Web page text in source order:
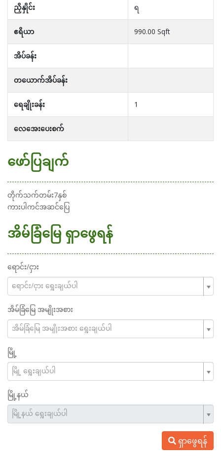
ညှိနှိုင်း ရ
ဧရိယာ 990.00 Sqft
အိပ်ခန်း
တယောက်အိပ်ခန်း
ရေချိုးခန်း 1
လေအေးပေးစက်
ဖော်ပြချက်
တိုက်သက်တမ်း7နှစ်
ကားပါကင်အဆင်ပြေ
အိမ်ခြံမြေ ရှာဖွေရန်
ရောင်း/ငှား
ရောင်း/ငှား ရွေးချယ်ပါ
အိမ်ခြံမြေ အမျိုးအစား
အိမ်ခြံမြေ အမျိုးအစား ရွေးချယ်ပါ
မြို့
မြို့ ရွေးချယ်ပါ
မြို့နယ်
မြို့နယ် ရွေးချယ်ပါ
ရှာဖွေရန်